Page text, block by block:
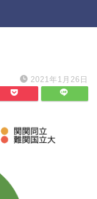
2021年1月26日